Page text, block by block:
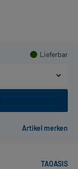
Lieferbar
TAOASIS